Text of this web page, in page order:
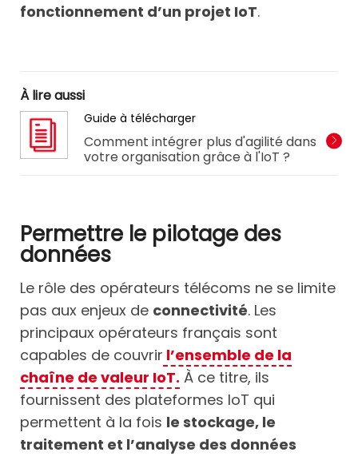
fonctionnement d’un projet IoT.
À lire aussi
Guide à télécharger
Comment intégrer plus d'agilité dans
votre organisation grâce à l'IoT ?
Permettre le pilotage des
données
Le rôle des opérateurs télécoms ne se limite
pas aux enjeux de connectivité. Les
principaux opérateurs français sont
capables de couvrir l’ensemble de la
chaîne de valeur IoT. À ce titre, ils
fournissent des plateformes IoT qui
permettent à la fois le stockage, le
traitement et l’analyse des données